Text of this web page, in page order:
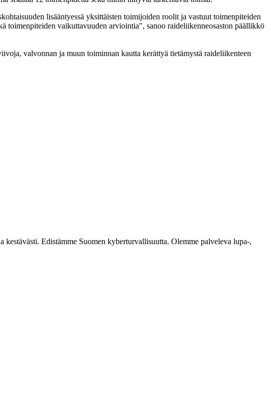
lisääntyessä yksittäisten toimijoiden roolit ja vastuut toimenpiteiden
toimenpiteiden vaikuttavuuden arviointia", sanoo raideliikenneosaston päällikkö
valvonnan ja muun toiminnan kautta kerättyä tietämystä raideliikenteen
Edistämme Suomen kyberturvallisuutta. Olemme palveleva lupa-,